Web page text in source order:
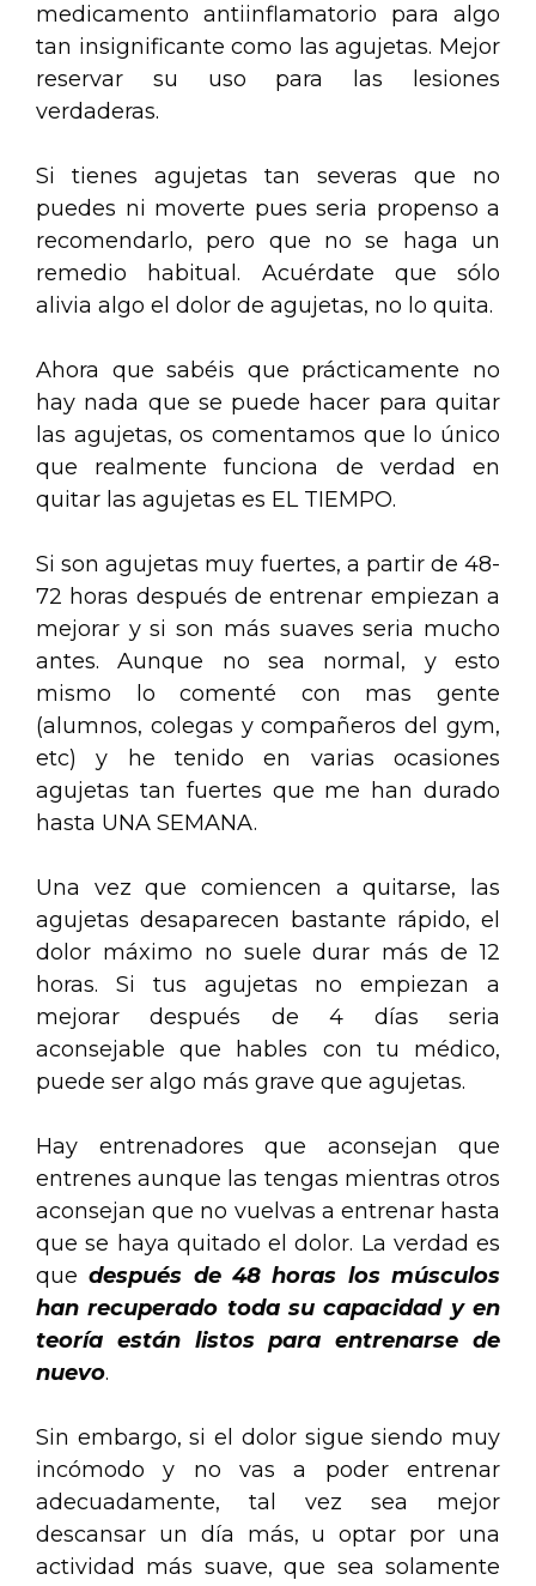
medicamento antiinflamatorio para algo
tan insignificante como las agujetas. Mejor
reservar su uso para las lesiones
verdaderas.
Si tienes agujetas tan severas que no
puedes ni moverte pues seria propenso a
recomendarlo, pero que no se haga un
remedio habitual. Acuérdate que sólo
alivia algo el dolor de agujetas, no lo quita.
Ahora que sabéis que prácticamente no
hay nada que se puede hacer para quitar
las agujetas, os comentamos que lo único
que realmente funciona de verdad en
quitar las agujetas es EL TIEMPO.
Si son agujetas muy fuertes, a partir de 48-
72 horas después de entrenar empiezan a
mejorar y si son más suaves seria mucho
antes. Aunque no sea normal, y esto
mismo lo comenté con mas gente
(alumnos, colegas y compañeros del gym,
etc) y he tenido en varias ocasiones
agujetas tan fuertes que me han durado
hasta UNA SEMANA.
Una vez que comiencen a quitarse, las
agujetas desaparecen bastante rápido, el
dolor máximo no suele durar más de 12
horas. Si tus agujetas no empiezan a
mejorar después de 4 días seria
aconsejable que hables con tu médico,
puede ser algo más grave que agujetas.
Hay entrenadores que aconsejan que
entrenes aunque las tengas mientras otros
aconsejan que no vuelvas a entrenar hasta
que se haya quitado el dolor. La verdad es
quedespués de 48 horas los músculos
han recuperado toda su capacidad y en
teoría están listos para entrenarse de
nuevo.
Sin embargo, si el dolor sigue siendo muy
incómodo y no vas a poder entrenar
adecuadamente, tal vez sea mejor
descansar un día más, u optar por una
actividad más suave, que sea solamente